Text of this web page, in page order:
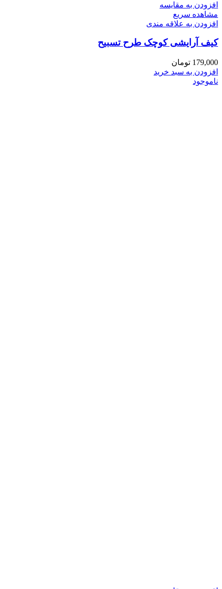
افزودن به مقایسه
مشاهده سریع
افزودن به علاقه مندی
کیف آرایشی کوچک طرح تسبیح
179,000 تومان
افزودن به سبد خرید
ناموجود